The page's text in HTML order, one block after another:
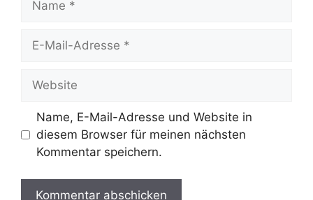
Website
Name, E-Mail-Adresse und Website in
diesem Browser für meinen nächsten
Kommentar speichern.